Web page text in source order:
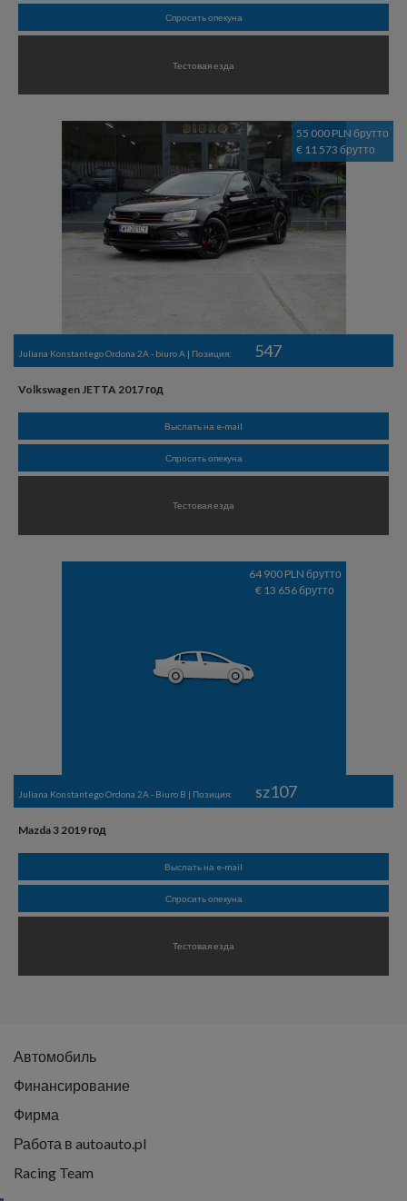
Спросить опекуна
Тестовая езда
55 000 PLN брутто
€ 11 573 брутто
Juliana Konstantego Ordona 2A - biuro A | Позиция: 547
Volkswagen JETTA 2017 год
Выслать на e-mail
Спросить опекуна
Тестовая езда
64 900 PLN брутто
€ 13 656 брутто
Juliana Konstantego Ordona 2A - Biuro B | Позиция: sz107
Mazda 3 2019 год
Выслать на e-mail
Спросить опекуна
Тестовая езда
Автомобиль
Финансирование
Фирма
Работа в autoauto.pl
Racing Team